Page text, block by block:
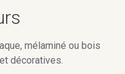
mélaminé ou bois
décoratives.